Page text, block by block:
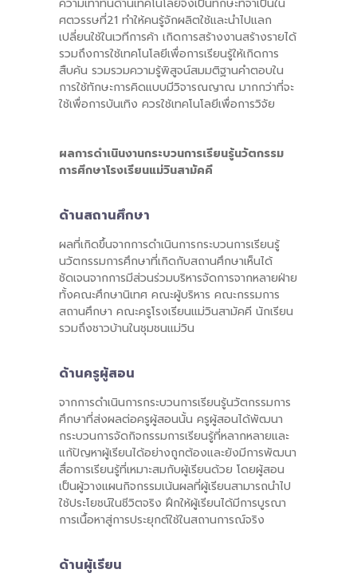
ความเท่าทันด้านเทคโนโลยีจึงเป็นทักษะที่จําเป็นใน
ศตวรรษที่21 ทำให้คนรู้จักผลิตใช้และนําไปแลก
เปลี่ยนใช้ในเวทีการค้า เกิดการสร้างงานสร้างรายได้
รวมถึงการใช้เทคโนโลยีเพื่อการเรียนรู้ให้เกิดการ
สืบค้น รวมรวมความรู้พิสูจน์สมมติฐานคําตอบใน
การใช้ทักษะการคิดแบบมีวิจารณญาณ มากกว่าที่จะ
ใช้เพื่อการบันเทิง ควรใช้เทคโนโลยีเพื่อการวิจัย
ผลการดำเนินงานกระบวนการเรียนรู้นวัตกรรม
การศึกษาโรงเรียนแม่วินสามัคคี
ด้านสถานศึกษา
ผลที่เกิดขึ้นจากการดำเนินการกระบวนการเรียนรู้
นวัตกรรมการศึกษาที่เกิดกับสถานศึกษาเห็นได้
ชัดเจนจากการมีส่วนร่วมบริหารจัดการจากหลายฝ่าย
ทั้งคณะศึกษานิเทศ คณะผู้บริหาร คณะกรรมการ
สถานศึกษา คณะครูโรงเรียนแม่วินสามัคคี นักเรียน
รวมถึงชาวบ้านในชุมชนแม่วิน
ด้านครูผู้สอน
จากการดำเนินการกระบวนการเรียนรู้นวัตกรรมการ
ศึกษาที่ส่งผลต่อครูผู้สอนนั้น ครูผู้สอนได้พัฒนา
กระบวนการจัดกิจกรรมการเรียนรู้ที่หลากหลายและ
แก้ปัญหาผู้เรียนได้อย่างถูกต้องและยังมีการพัฒนา
สื่อการเรียนรู้ที่เหมาะสมกับผู้เรียนด้วย โดยผู้สอน
เป็นผู้วางแผนกิจกรรมเน้นผลที่ผู้เรียนสามารถนำไป
ใช้ประโยชน์ในชีวิตจริง ฝึกให้ผู้เรียนได้มีการบูรณา
การเนื้อหาสู่การประยุกต์ใช้ในสถานการณ์จริง
ด้านผู้เรียน